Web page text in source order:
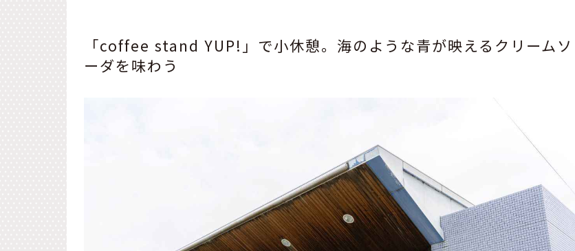
「coffee stand YUP!」で小休憩。海のような青が映えるクリームソ
ーダを味わう